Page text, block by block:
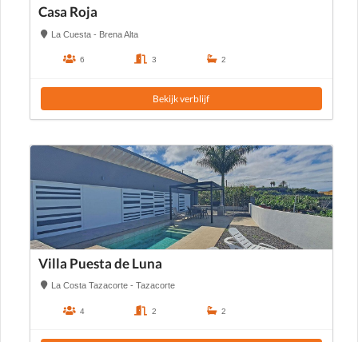
Casa Roja
La Cuesta - Brena Alta
6 3 2
Bekijk verblijf
Villa Puesta de Luna
La Costa Tazacorte - Tazacorte
4 2 2